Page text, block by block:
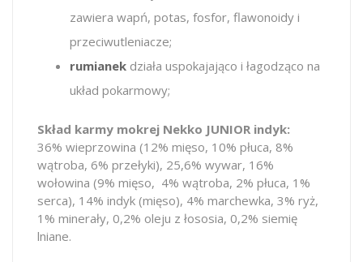
zawiera wapń, potas, fosfor, flawonoidy i
przeciwutleniacze;
rumianek działa uspokajająco i łagodząco na
układ pokarmowy;
Skład karmy mokrej Nekko JUNIOR indyk:
36% wieprzowina (12% mięso, 10% płuca, 8%
wątroba, 6% przełyki), 25,6% wywar, 16%
wołowina (9% mięso, 4% wątroba, 2% płuca, 1%
serca), 14% indyk (mięso), 4% marchewka, 3% ryż,
1% minerały, 0,2% oleju z łososia, 0,2% siemię
lniane.